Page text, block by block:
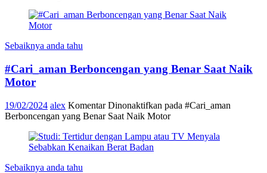
Sebaiknya anda tahu
#Cari_aman Berboncengan yang Benar Saat Naik
Motor
19/02/2024 alex Komentar Dinonaktifkan pada #Cari_aman
Berboncengan yang Benar Saat Naik Motor
Sebaiknya anda tahu